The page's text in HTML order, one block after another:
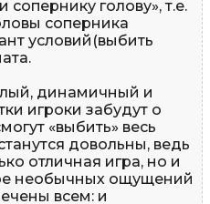
голову», т.е.
соперника
условий(выбить
динамичный и
игроки забудут о
«выбить» весь
довольны, ведь
отличная игра, но и
необычных ощущений
всем: и